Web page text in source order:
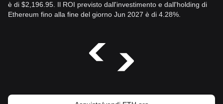
è di $2,196.95. Il ROI previsto dall'investimento e dall'holding di
Ethereum fino alla fine del giorno Jun 2027 è di 4.28%.